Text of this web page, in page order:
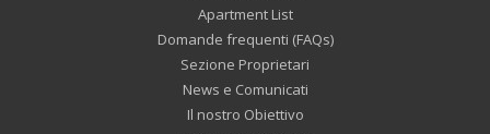
Apartment List
Domande frequenti (FAQs)
Sezione Proprietari
News e Comunicati
Il nostro Obiettivo